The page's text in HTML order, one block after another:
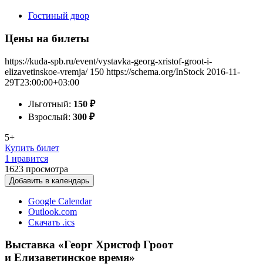
Гостиный двор
Цены на билеты
https://kuda-spb.ru/event/vystavka-georg-xristof-groot-i-
elizavetinskoe-vremja/ 150 https://schema.org/InStock 2016-11-
29T23:00:00+03:00
Льготный: 150 ₽
Взрослый: 300 ₽
5+
Купить билет
1 нравится
1623 просмотра
Добавить в календарь
Google Calendar
Outlook.com
Скачать .ics
Выставка «Георг Христоф Гроот
и Елизаветинское время»